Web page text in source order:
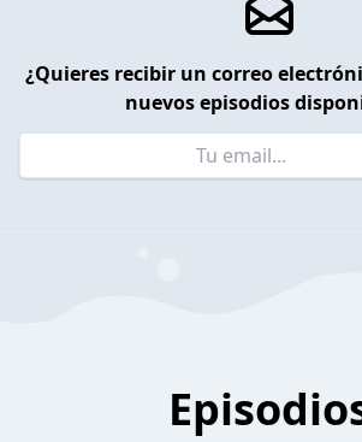
¿Quieres recibir un correo
nuevos episodios